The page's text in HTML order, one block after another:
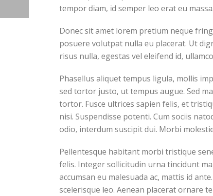
tempor diam, id semper leo erat eu
Donec sit amet lorem pretium neque
posuere volutpat nulla eu placerat. Ut
risus nulla, egestas vel eleifend id,
Phasellus aliquet tempus ligula, mollis
sed tortor justo, ut tempus augue. Sed
tortor. Fusce ultrices sapien felis, et
nisi. Suspendisse potenti. Cum sociis
odio, interdum suscipit dui. Morbi
Pellentesque habitant morbi tristique
felis. Integer sollicitudin urna tincidunt
accumsan eu malesuada ac, mattis id
scelerisque leo. Aenean placerat ornare